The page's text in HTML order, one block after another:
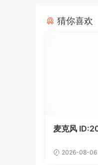
猜你喜欢
麦克风
2026-08-06